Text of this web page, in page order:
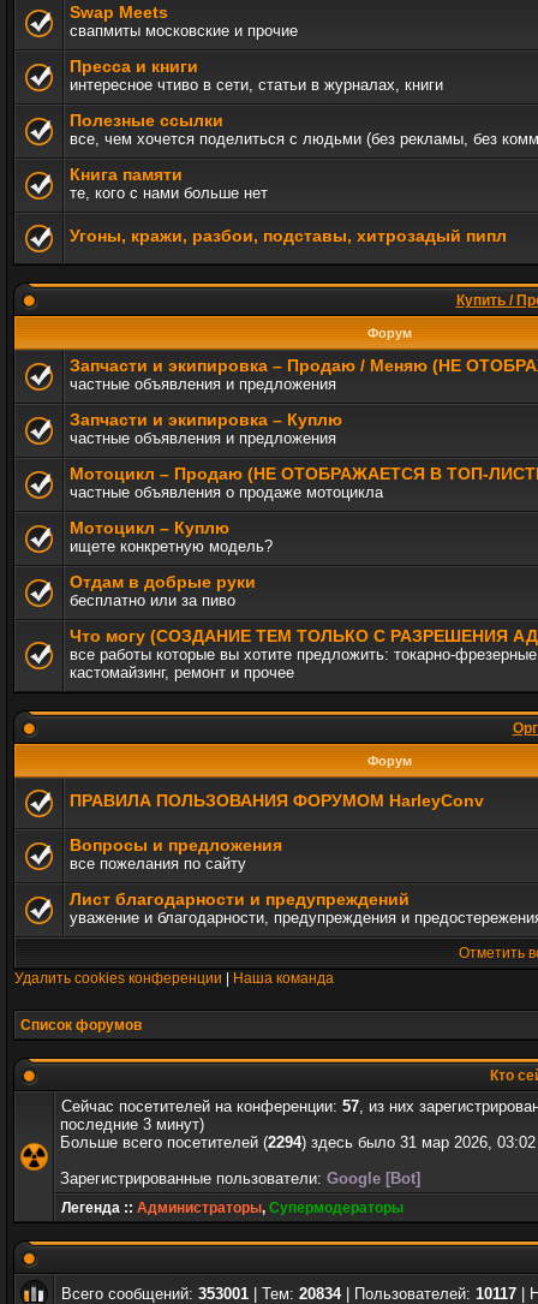
Swap Meets
свапмиты московские и прочие
Пресса и книги
интересное чтиво в сети, статьи в журналах, книги
Полезные ссылки
все, чем хочется поделиться с людьми (без рекламы, без
Книга памяти
те, кого с нами больше нет
Угоны, кражи, разбои, подставы, хитрозадый пипл
Купить /
Форум
Запчасти и экипировка – Продаю / Меняю (НЕ
частные объявления и предложения
Запчасти и экипировка – Куплю
частные объявления и предложения
Мотоцикл – Продаю (НЕ ОТОБРАЖАЕТСЯ В ТОП-
частные объявления о продаже мотоцикла
Мотоцикл – Куплю
ищете конкретную модель?
Отдам в добрые руки
бесплатно или за пиво
Что могу (СОЗДАНИЕ ТЕМ ТОЛЬКО С РАЗРЕШЕНИЯ
все работы которые вы хотите предложить: токарно-
кастомайзинг, ремонт и прочее
Форум
ПРАВИЛА ПОЛЬЗОВАНИЯ ФОРУМОМ HarleyConv
Вопросы и предложения
все пожелания по сайту
Лист благодарности и предупреждений
уважение и благодарности, предупреждения и
Отметить
Удалить cookies конференции
Наша команда
Список форумов
Кто
Сейчас посетителей на конференции: 57, из них
последние 3 минут)
Больше всего посетителей (2294) здесь было 31 мар 2026, 03:02
Зарегистрированные пользователи: Google [Bot]
Легенда :: Администраторы, Супермодераторы
Всего сообщений: 353001 | Тем: 20834| Пользователей: 10117 |